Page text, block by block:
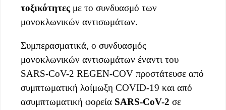
τοξικότητες με το συνδυασμό των
μονοκλωνικών αντισωμάτων.
Συμπερασματικά, ο συνδυασμός
μονοκλωνικών αντισωμάτων έναντι του
SARS-CoV-2 REGEN-COV προστάτευσε από
συμπτωματική λοίμωξη COVID-19 και από
ασυμπτωματική φορεία SARS-CoV-2 σε